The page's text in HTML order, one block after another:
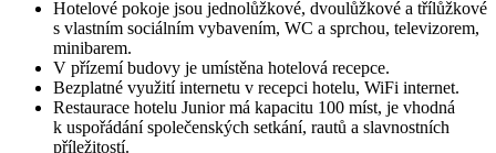
Hotelové pokoje jsou jednolůžkové, dvoulůžkové a třílůžkové
s vlastním sociálním vybavením, WC a sprchou, televizorem,
minibarem.
V přízemí budovy je umístěna hotelová recepce.
Bezplatné využití internetu v recepci hotelu, WiFi internet.
Restaurace hotelu Junior má kapacitu 100 míst, je vhodná
k uspořádání společenských setkání, rautů a slavnostních
příležitostí.